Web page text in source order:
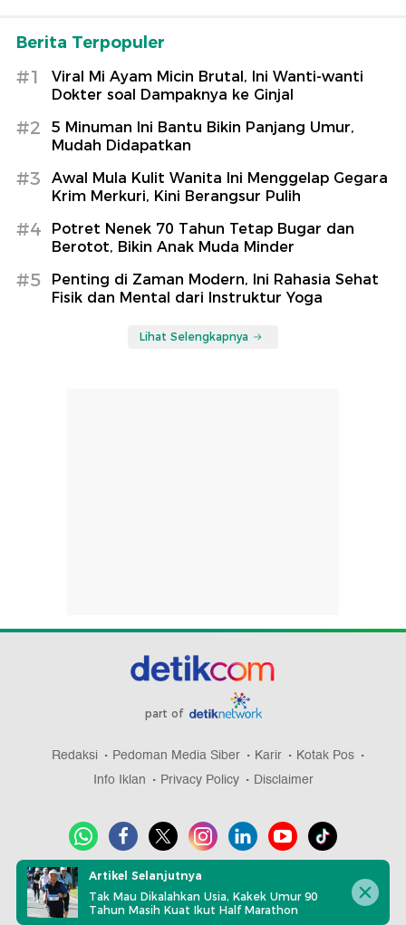
Berita Terpopuler
#1
Viral Mi Ayam Micin Brutal, Ini Wanti-wanti
Dokter soal Dampaknya ke Ginjal
#2
5 Minuman Ini Bantu Bikin Panjang Umur,
Mudah Didapatkan
#3
Awal Mula Kulit Wanita Ini Menggelap Gegara
Krim Merkuri, Kini Berangsur Pulih
#4
Potret Nenek 70 Tahun Tetap Bugar dan
Berotot, Bikin Anak Muda Minder
#5
Penting di Zaman Modern, Ini Rahasia Sehat
Fisik dan Mental dari Instruktur Yoga
Lihat Selengkapnya
part of
Redaksi Pedoman Media Siber Karir
Kotak Pos
Info Iklan
Privacy Policy Disclaimer
Download aplikasi detikcom
Artikel Selanjutnya
Tak Mau Dikalahkan Usia, Kakek Umur 90
Tahun Masih Kuat Ikut Half Marathon